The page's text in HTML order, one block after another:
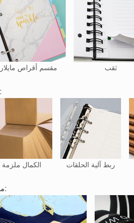
مقسم أقراص مايلار ثقب
الكمال ملزمة ربط آلية الحلقات
ملحق: